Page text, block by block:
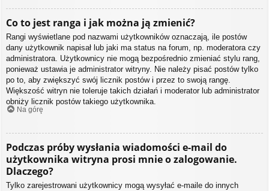
Co to jest ranga i jak można ją zmienić?
Rangi wyświetlane pod nazwami użytkowników oznaczają, ile postów
dany użytkownik napisał lub jaki ma status na forum, np. moderatora czy
administratora. Użytkownicy nie mogą bezpośrednio zmieniać stylu rang,
ponieważ ustawia je administrator witryny. Nie należy pisać postów tylko
po to, aby zwiększyć swój licznik postów i przez to swoją rangę.
Większość witryn nie toleruje takich działań i moderator lub administrator
obniży licznik postów takiego użytkownika.
Na górę
Podczas próby wysłania wiadomości e-mail do
użytkownika witryna prosi mnie o zalogowanie.
Dlaczego?
Tylko zarejestrowani użytkownicy mogą wysyłać e-maile do innych